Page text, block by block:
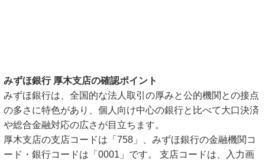
みずほ銀行 厚木支店の確認ポイント
みずほ銀行は、全国的な法人取引の厚みと公的機関との接点
の多さに特色があり、個人向け中心の銀行と比べて大口決済
や総合金融対応の広さが目立ちます。
厚木支店の支店コードは「758」、みずほ銀行の金融機関コ
ード・銀行コードは「0001」です。 支店コードは、入力画